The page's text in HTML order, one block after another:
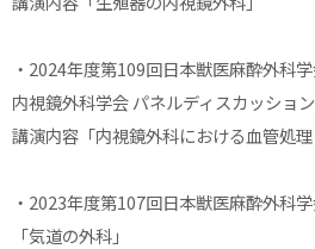
・2024年度第109回日本獣医麻酔外科
内視鏡外科学会 パネルディスカッション
講演内容「内視鏡外科における血管処理
・2023年度第107回日本獣医麻酔外科
「気道の外科」